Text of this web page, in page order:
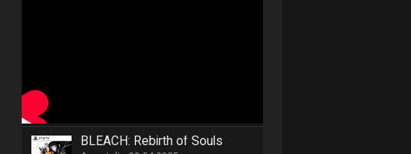
BLEACH: Rebirth of Souls